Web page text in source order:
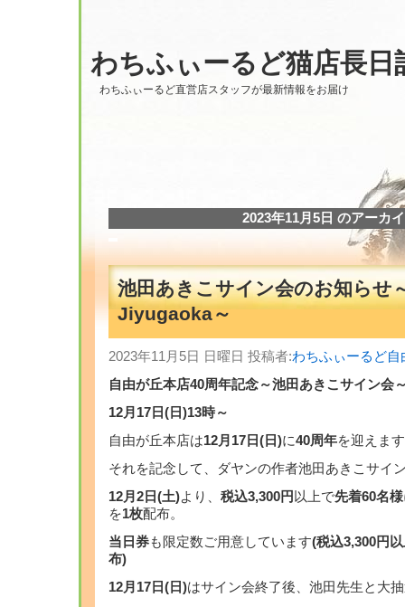
わちふぃーるど猫店長日
わちふぃーるど直営店スタッフが最新情報をお届け
2023年11月5日 のアーカ
池田あきこサイン会のお知らせ
Jiyugaoka～
2023年11月5日 日曜日 投稿者:わちふぃーるど自
自由が丘本店40周年記念～池田あきこサイン会
12月17日(日)13時～
自由が丘本店は12月17日(日)に40周年を迎えま
それを記念して、ダヤンの作者池田あきこサイ
12月2日(土)より、 税込3,300円 以上で先着60名様
を1枚配布。
当日券も限定数ご用意しています(税込3,300円
布)
12月17日(日)はサイン会終了後、池田先生と大